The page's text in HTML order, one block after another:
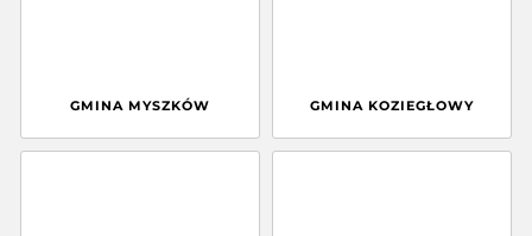
GMINA MYSZKÓW GMINA KOZIEGŁOWY